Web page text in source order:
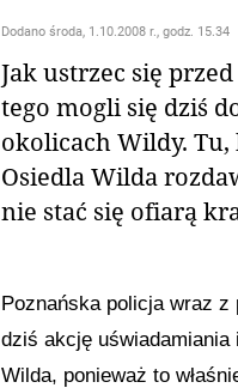
Dodano środa, 1.10.2008 r., godz. 15.34
Jak ustrzec się
tego mogli się dziś
okolicach Wildy.
Osiedla Wilda
nie stać się ofiarą
Poznańska policja wraz
dziś akcję
Wilda, ponieważ to